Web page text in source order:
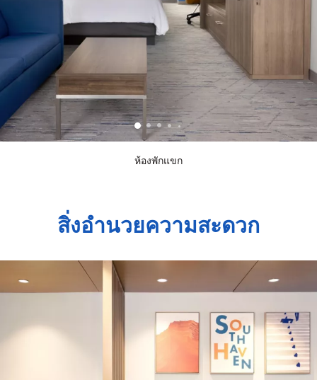
ห้องพักแขก
สิ่งอำนวยความสะดวก